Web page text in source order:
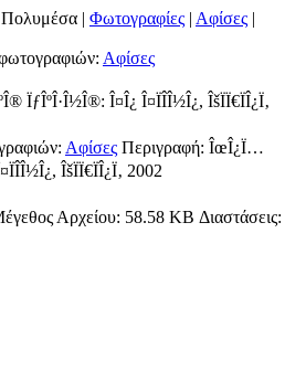
Πολυμέσα | Φωτογραφίες | Αφίσες |
Αφίσες
ÏƒÎºÎ·Î½Î®: Î¤Î¿ Î¤ÏÎ­Î½Î¿, ÎšÏÏ€ÏÎ¿Ï‚
Αφίσες Περιγραφή: ÎœÎ¿Ï…
ÎšÏÏ€ÏÎ¿Ï‚ 2002
Αρχείου: 58.58 KB Διαστάσεις: